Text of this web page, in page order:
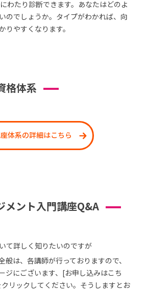
わたり診断できます。あなたはどのよ
のでしょうか。タイプがわかれば、向
りやすくなります。
格体系
体系の詳細はこちら
メント入門講座Q&A
て詳しく知りたいのですが
般は、各講師が行っておりますので、
ジにございます、[お申し込みはこち
リックしてください。そうしますとお